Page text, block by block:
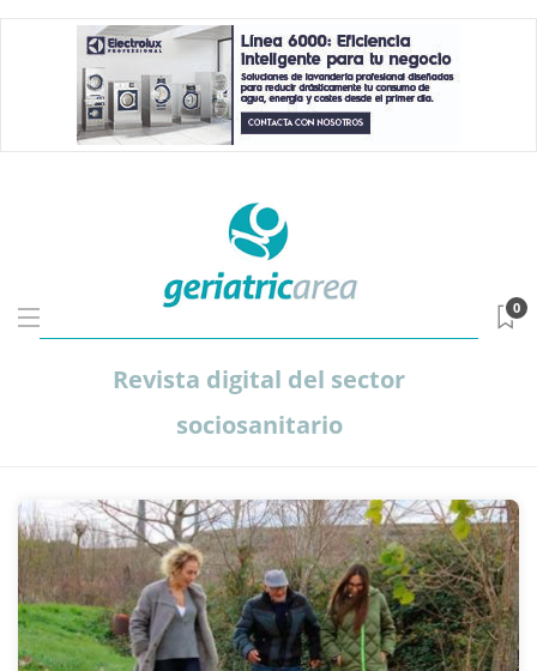
Revista digital del sector
sociosanitario
0